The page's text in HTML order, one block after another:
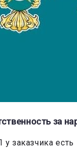
за
заказчика